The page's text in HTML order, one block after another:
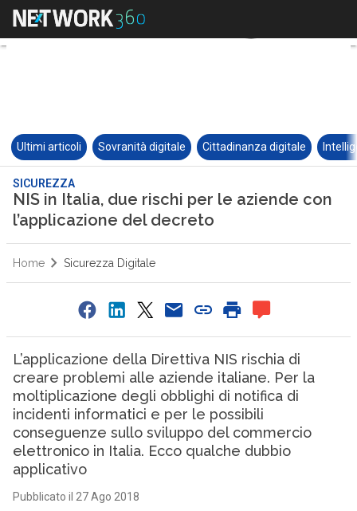
Ultimi articoli Sovranità digitale Cittadinanza digitale
SICUREZZA
NIS in Italia, due rischi per le aziende con
l’applicazione del decreto
Home Sicurezza Digitale
L’applicazione della Direttiva NIS rischia di
creare problemi alle aziende italiane. Per la
moltiplicazione degli obblighi di notifica di
incidenti informatici e per le possibili
conseguenze sullo sviluppo del commercio
elettronico in Italia. Ecco qualche dubbio
applicativo
Pubblicato il 27 Ago 2018